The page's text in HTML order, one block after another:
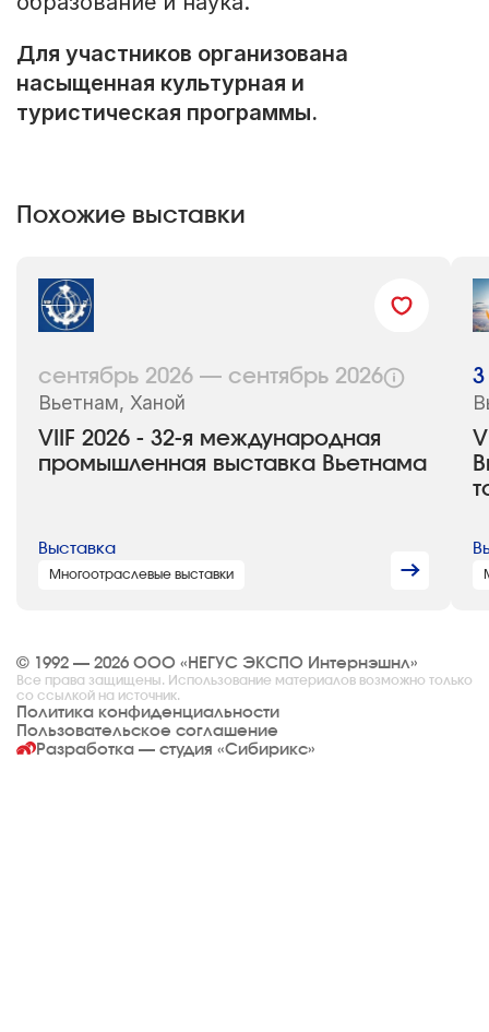
Для участников организована
насыщенная культурная и
туристическая программы.
Похожие выставки
VIIF 2026 - 32-я международная
промышленная выставка Вьетнама
сентябрь 2026 — сентябрь 2026
Вьетнам, Ханой
Выставка
Многоотраслевые выставки
© 1992 — 2026 ООО «НЕГУС ЭКСПО Интернэшнл»
Все права защищены. Использование материалов возможно только
со ссылкой на источник.
Политика конфиденциальности
Пользовательское соглашение
Разработка — студия «Сибирикс»